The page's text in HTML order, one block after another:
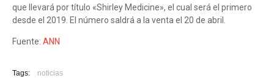
que llevará por título «Shirley Medicine», el cual será el primero
desde el 2019. El número saldrá a la venta el 20 de abril.
Fuente: ANN
Tags: noticias